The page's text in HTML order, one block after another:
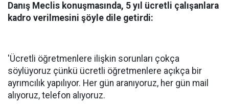
Danış Meclis konuşmasında, 5 yıl ücretli çalışanlara
kadro verilmesini şöyle dile getirdi:
'Ücretli öğretmenlere ilişkin sorunları çokça
söylüyoruz çünkü ücretli öğretmenlere açıkça bir
ayrımcılık yapılıyor. Her gün aranıyoruz, her gün mail
alıyoruz, telefon alıyoruz.